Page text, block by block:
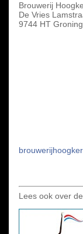
Brouwerij
De Vries
9744 HT
Lees ook over